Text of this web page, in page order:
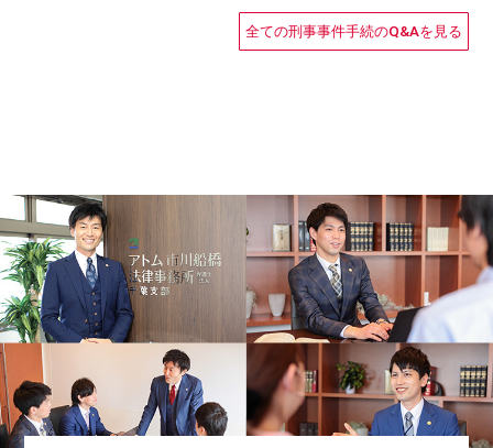
全ての刑事事件手続のQ&Aを見る